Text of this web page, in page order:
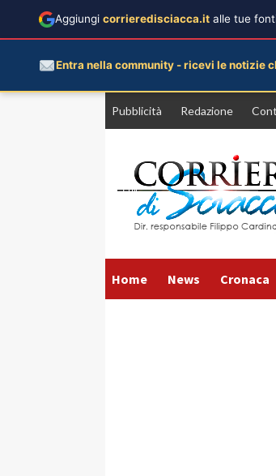
Pubblicità Redazione
Home News Cronaca
Aggiungi corrieredisciacca.it alle tue
Entra nella community - ricevi le notizie